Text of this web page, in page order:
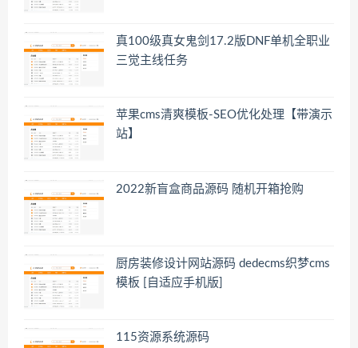
真100级真女鬼剑17.2版DNF单机全职业
三觉主线任务
苹果cms清爽模板-SEO优化处理【带演示
站】
2022新盲盒商品源码 随机开箱抢购
厨房装修设计网站源码 dedecms织梦cms
模板 [自适应手机版]
115资源系统源码